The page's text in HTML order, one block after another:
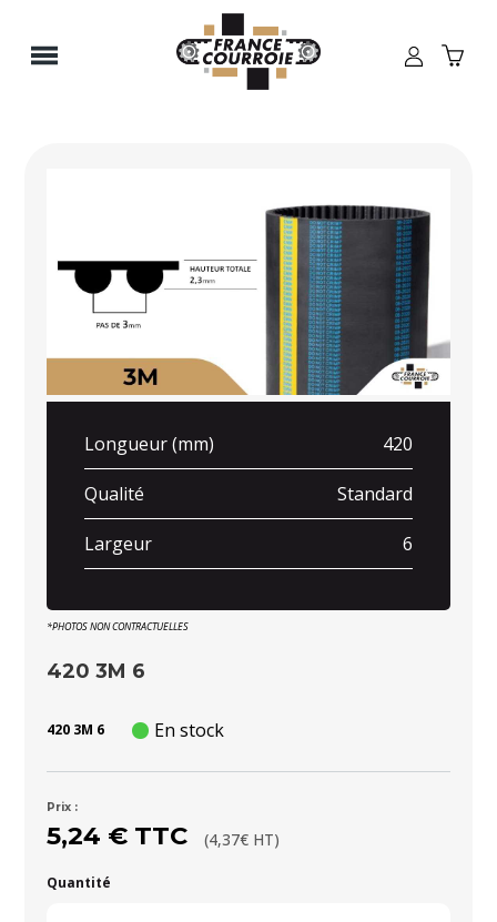
Longueur (mm) 420
Qualité Standard
Largeur 6
*PHOTOS NON CONTRACTUELLES
420 3M 6
420 3M 6 En stock
Prix :
5,24 € TTC (4,37€ HT)
Quantité
Panneau de gestion des cookies